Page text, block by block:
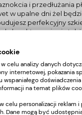
i przedłużania
w upalne dni żel
perfekcyjny
charakteryzuje się
co sprawia, że po
Masa przy pracy
na
początkującym.
dzięki czemu
hybrydowego.
odcieni nude z
stylizacji.
zastosowania bazy
celu analizy danych
internetowej, pokazania
wspaniałego
na temat plików
celu personalizacji reklam
Dane mogą być